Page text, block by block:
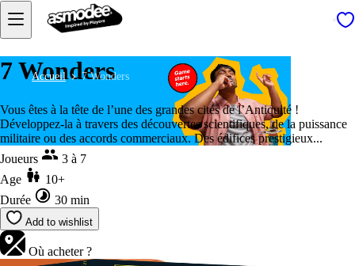
Accueil 7 Wonders
7 Wonders
Vous êtes à la tête de l’une des grandes cités de l’Antiquité !
Développez-la à travers des découvertes scientifiques, de la puissance
militaire ou des accords commerciaux. Des édifices prestigieux...
Joueurs
3 à 7
Age
10+
Durée
30 min
Add to wishlist
Où acheter ?